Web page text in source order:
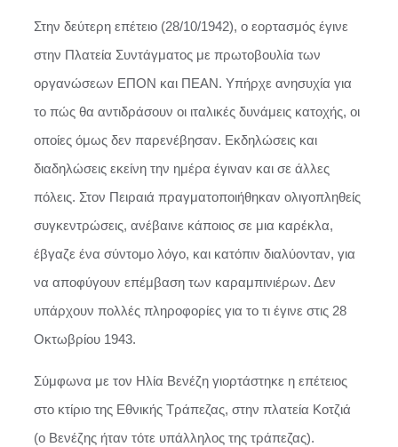
Στην δεύτερη επέτειο (28/10/1942), ο εορτασμός έγινε
στην Πλατεία Συντάγματος με πρωτοβουλία των
οργανώσεων ΕΠΟΝ και ΠΕΑΝ. Υπήρχε ανησυχία για
το πώς θα αντιδράσουν οι ιταλικές δυνάμεις κατοχής, οι
οποίες όμως δεν παρενέβησαν. Εκδηλώσεις και
διαδηλώσεις εκείνη την ημέρα έγιναν και σε άλλες
πόλεις. Στον Πειραιά πραγματοποιήθηκαν ολιγοπληθείς
συγκεντρώσεις, ανέβαινε κάποιος σε μια καρέκλα,
έβγαζε ένα σύντομο λόγο, και κατόπιν διαλύονταν, για
να αποφύγουν επέμβαση των καραμπινιέρων. Δεν
υπάρχουν πολλές πληροφορίες για το τι έγινε στις 28
Οκτωβρίου 1943.
Σύμφωνα με τον Ηλία Βενέζη γιορτάστηκε η επέτειος
στο κτίριο της Εθνικής Τράπεζας, στην πλατεία Κοτζιά
(ο Βενέζης ήταν τότε υπάλληλος της τράπεζας).